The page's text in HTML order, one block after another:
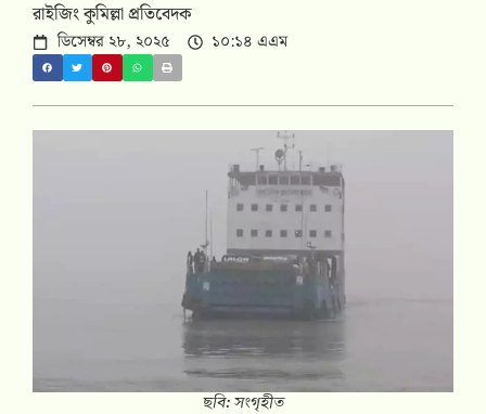
রাইজিং কুমিল্লা প্রতিবেদক
ডিসেম্বর ২৮, ২০২৫ ১০:১৪ এএম
ছবি: সংগৃহীত